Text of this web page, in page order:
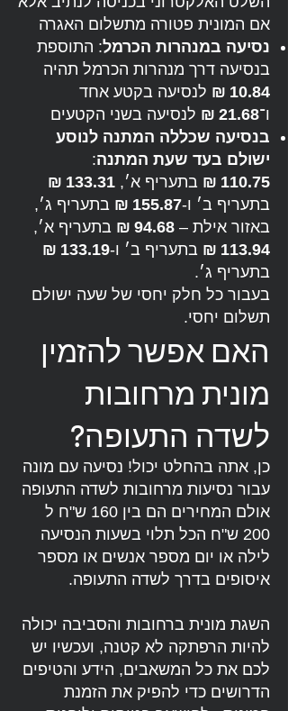
אם המונית פטורה מתשלום האגרה
נסיעה במנהרות הכרמל: התוספת
בנסיעה דרך מנהרות הכרמל תהיה
10.84 ₪
לנסיעה בקטע אחד
ו־21.68 ₪
לנסיעה בשני הקטעים
בנסיעה שכללה המתנה לנוסע
ישולם בעד שעת המתנה:
110.75 ₪
בתעריף א׳, 133.31 ₪
בתעריף ב׳ ו-155.87 ₪
בתעריף ג׳,
באזור אילת – 94.68 ₪
בתעריף א׳,
113.94 ₪
בתעריף ב׳ ו-133.19 ₪
בתעריף ג׳.
בעבור כל חלק יחסי של שעה ישולם
תשלום יחסי.
האם אפשר להזמין
מונית מרחובות
לשדה התעופה?
כן, אתה בהחלט יכול! נסיעה עם מונה
עבור נסיעות מרחובות לשדה התעופה
אולם המחירים הם בין 160 ש"ח ל
200 ש"ח הכל תלוי בשעות הנסיעה
לילה או יום מספר אנשים או מספר
איסופים בדרך לשדה התעופה.
השגת מונית ברחובות והסביבה יכולה
להיות הרפתקה לא קטנה, ועכשיו יש
לכם את כל המשאבים, הידע והטיפים
הדרושים כדי להפיק את הזמנת